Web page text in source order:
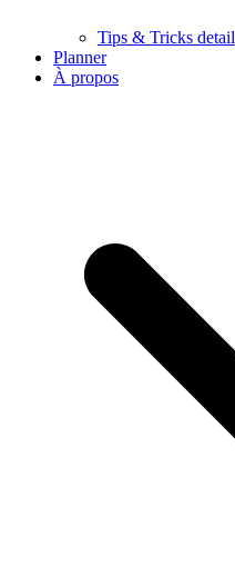
Tips & Tricks detail
Planner
À propos